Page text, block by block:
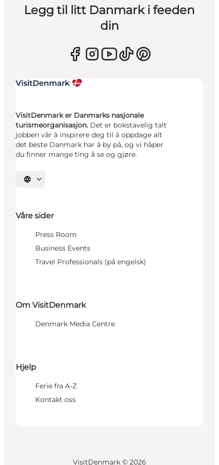
Legg til litt Danmark i feeden
din
VisitDenmark er Danmarks nasjonale
turismeorganisasjon. Det er bokstavelig talt
jobben vår å inspirere deg til å oppdage alt
det beste Danmark har å by på, og vi håper
du finner mange ting å se og gjøre.
Velg språk
Våre sider
Press Room
Business Events
Travel Professionals (på engelsk)
Om VisitDenmark
Denmark Media Centre
Hjelp
Ferie fra A-Z
Kontakt oss
VisitDenmark © 2026